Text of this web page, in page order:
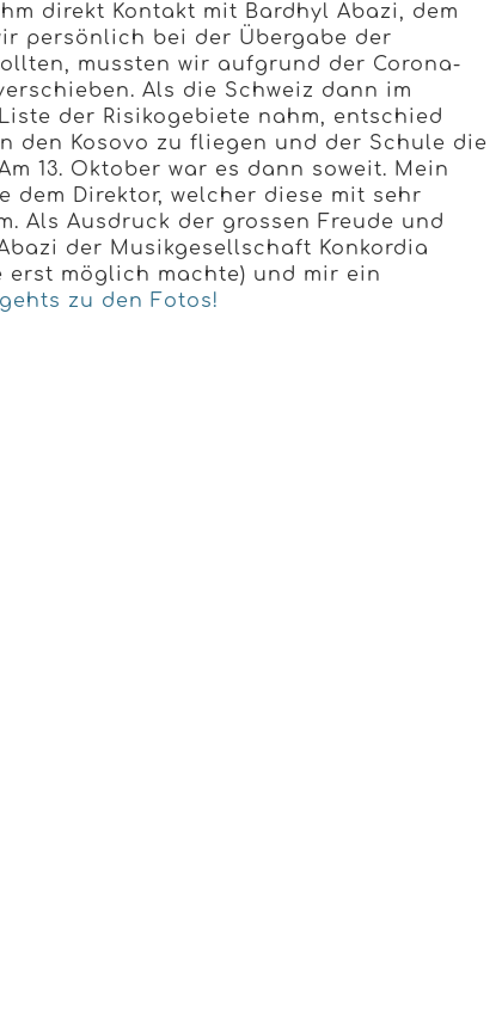
direkt Kontakt mit Bardhyl Abazi, dem
persönlich bei der Übergabe der
mussten wir aufgrund der Corona-
Als die Schweiz dann im
der Risikogebiete nahm, entschied
den Kosovo zu fliegen und der Schule die
13. Oktober war es dann soweit. Mein
dem Direktor, welcher diese mit sehr
Als Ausdruck der grossen Freude und
der Musikgesellschaft Konkordia
erst möglich machte) und mir ein
zu den Fotos!